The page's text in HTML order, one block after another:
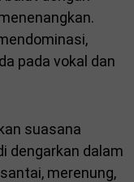
pada vokal dan
suasana
dengarkan dalam
merenung,